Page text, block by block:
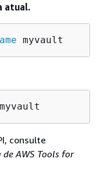
atual.
consulte
de AWS Tools for